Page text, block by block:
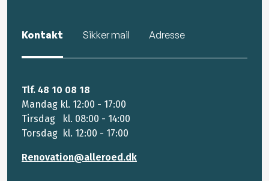
Kontakt Sikker mail Adresse
Tlf. 48 10 08 18
Mandag kl. 12:00 - 17:00
Tirsdag kl. 08:00 - 14:00
Torsdag kl. 12:00 - 17:00
Renovation@alleroed.dk